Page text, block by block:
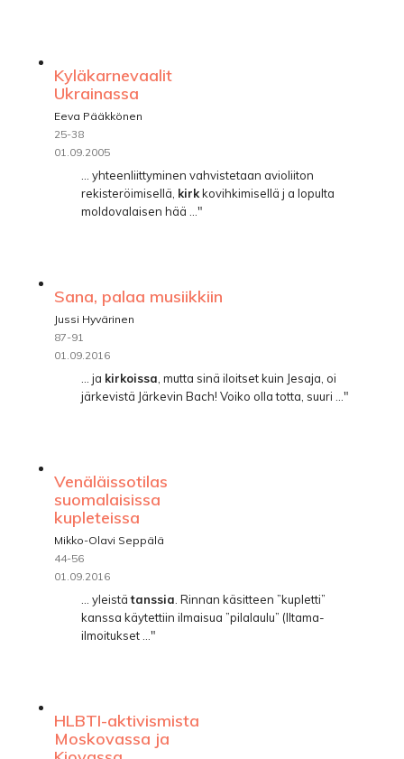
Kyläkarnevaalit
Ukrainassa
Eeva Pääkkönen
25-38
01.09.2005
... yhteenliittyminen vahvistetaan avioliiton
rekisteröimisellä, kirk­ kovihkimisellä j a lopulta
moldovalaisen hää ..."
Sana, palaa musiikkiin
Jussi Hyvärinen
87-91
01.09.2016
... ja kirkoissa , mutta sinä iloitset kuin Jesaja, oi
järkevistä Järkevin Bach! Voiko olla totta, suuri ..."
Venäläissotilas
suomalaisissa
kupleteissa
Mikko-Olavi Seppälä
44-56
01.09.2016
... yleistätanssia . Rinnan käsitteen ”kupletti”
kanssa käytettiin ilmaisua ”pilalaulu” (Iltama-
ilmoitukset ..."
HLBTI-aktivismista
Moskovassa ja